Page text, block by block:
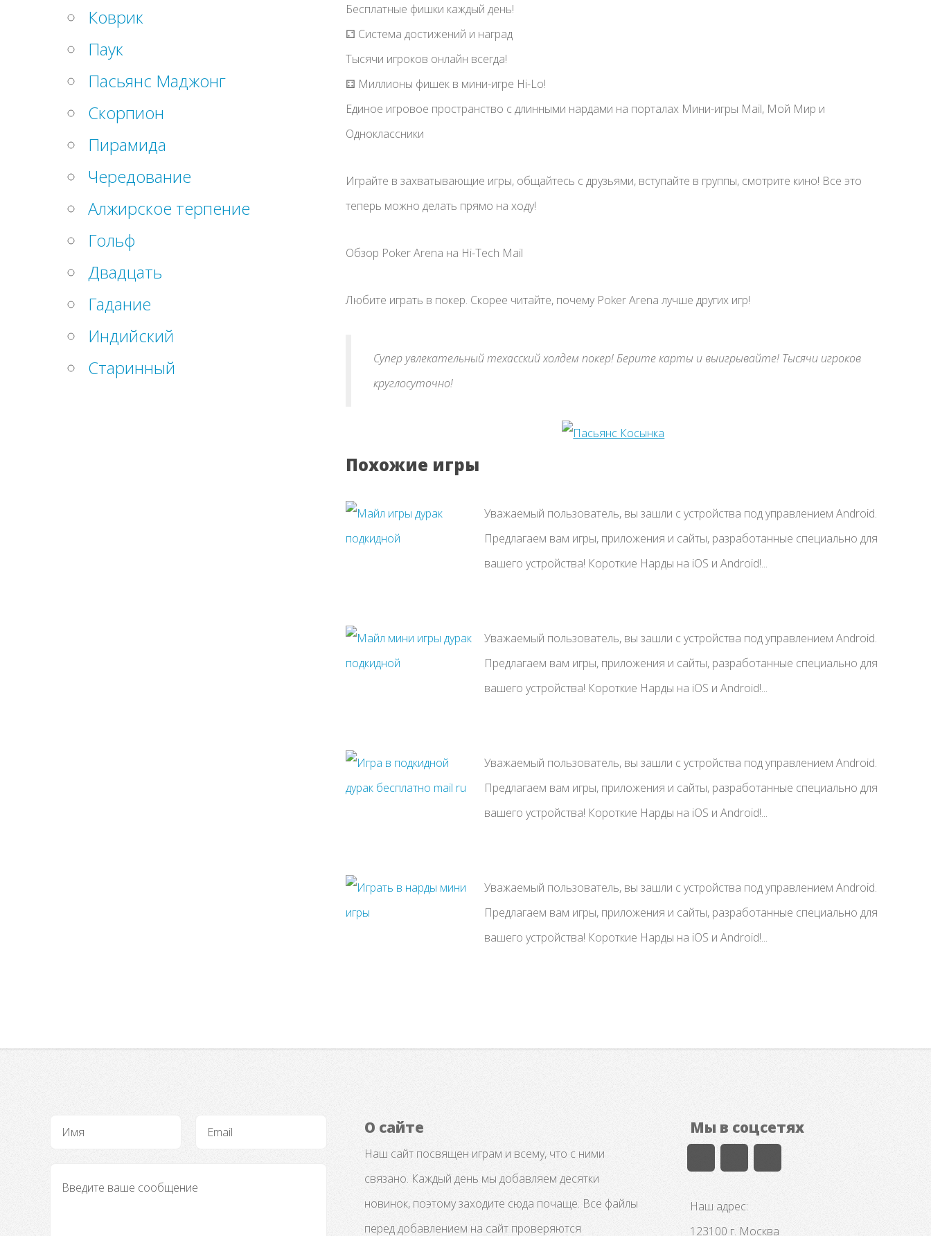
Коврик
Паук
Пасьянс Маджонг
Скорпион
Пирамида
Чередование
Алжирское терпение
Гольф
Двадцать
Гадание
Индийский
Старинный
Бесплатные фишки каждый день!
⚁ Система достижений и наград
Тысячи игроков онлайн всегда!
⚃ Миллионы фишек в мини-игре Hi-Lo!
Единое игровое пространство с длинными нардами на порталах Мини-игры Mail, Мой Мир и
Одноклассники
Играйте в захватывающие игры, общайтесь с друзьями, вступайте в группы, смотрите кино! Все это
теперь можно делать прямо на ходу!
Обзор Poker Arena на Hi-Tech Mail
Любите играть в покер. Скорее читайте, почему Poker Arena лучше других игр!
Супер увлекательный техасский холдем покер! Берите карты и выигрывайте! Тысячи игроков
круглосуточно!
Похожие игры
Уважаемый пользователь, вы зашли с устройства под управлением Android.
Предлагаем вам игры, приложения и сайты, разработанные специально для
вашего устройства! Короткие Нарды на iOS и Android!...
Уважаемый пользователь, вы зашли с устройства под управлением Android.
Предлагаем вам игры, приложения и сайты, разработанные специально для
вашего устройства! Короткие Нарды на iOS и Android!...
Уважаемый пользователь, вы зашли с устройства под управлением Android.
Предлагаем вам игры, приложения и сайты, разработанные специально для
вашего устройства! Короткие Нарды на iOS и Android!...
Уважаемый пользователь, вы зашли с устройства под управлением Android.
Предлагаем вам игры, приложения и сайты, разработанные специально для
вашего устройства! Короткие Нарды на iOS и Android!...
О сайте
Наш сайт посвящен играм и всему, что с ними
связано. Каждый день мы добавляем десятки
новинок, поэтому заходите сюда почаще. Все файлы
перед добавлением на сайт проверяются
Мы в соцсетях
Наш адрес:
123100 г. Москва